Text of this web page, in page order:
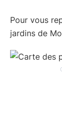
Pour vous
jardins de